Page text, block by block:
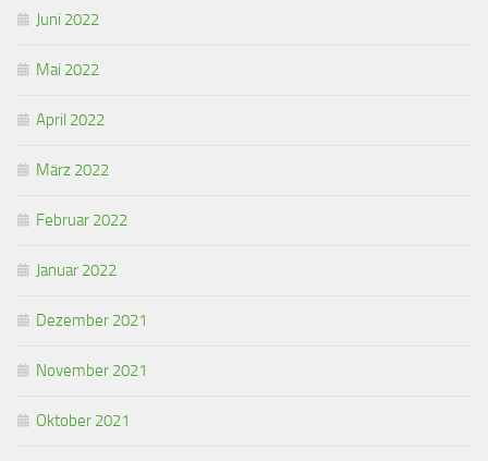
Juni 2022
Mai 2022
April 2022
März 2022
Februar 2022
Januar 2022
Dezember 2021
November 2021
Oktober 2021